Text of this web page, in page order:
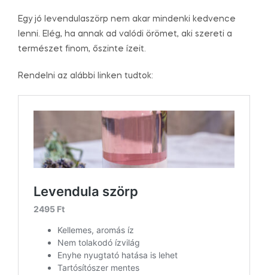
Egy jó levendulaszörp nem akar mindenki kedvence
lenni. Elég, ha annak ad valódi örömet, aki szereti a
természet finom, őszinte ízeit.
Rendelni az alábbi linken tudtok: